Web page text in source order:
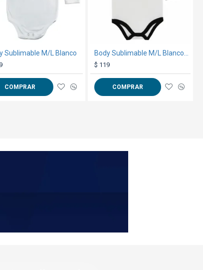
Polo Negra
COMPRAR
Sublimable M/L Blanco
COMPRAR
$ 119
COMPRAR